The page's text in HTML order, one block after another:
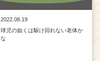
2022.08.19
球児の如くは駆け回れない老体か
な